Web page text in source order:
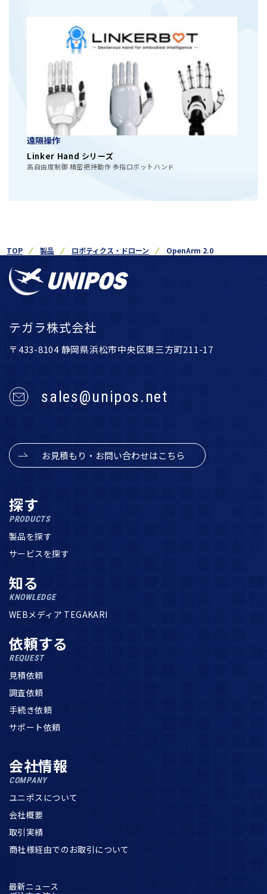
遠隔操作
Linker Hand シリーズ
高自由度制御 精密把持動作 多指ロボットハンド
TOP 製品 ロボティクス・ドローン OpenArm 2.0
テガラ株式会社
〒433-8104 静岡県浜松市中央区東三方町211-17
sales@unipos.net
お見積もり・お問い合わせはこちら
探す
PRODUCTS
製品を探す
サービスを探す
知る
KNOWLEDGE
WEBメディア TEGAKARI
依頼する
REQUEST
見積依頼
調査依頼
手続き依頼
サポート依頼
会社情報
COMPANY
ユニポスについて
会社概要
取引実績
商社様経由でのお取引について
最新ニュース